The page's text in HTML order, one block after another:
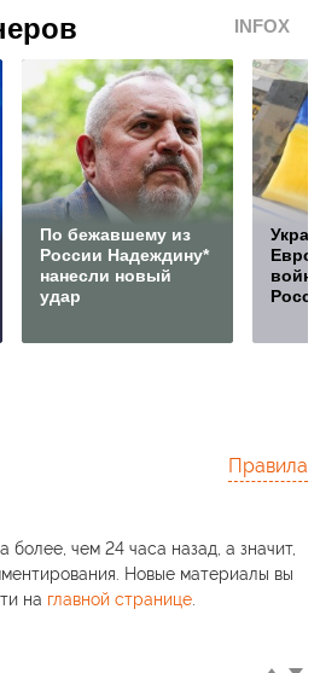
INFOX
По бежавшему из
России Надеждину*
нанесли новый
удар
Правила
более, чем 24 часа назад, а значит,
Новые материалы вы
на главной странице.